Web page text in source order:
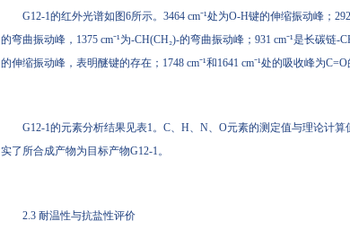
G12-1的红外光谱如图6所示。3464 cm⁻¹处为O-H键的伸缩振动峰；
的弯曲振动峰，1375 cm⁻¹为-CH(CH₂)-的弯曲振动峰；931 cm⁻¹是长碳链-
的伸缩振动峰，表明醚键的存在；1748 cm⁻¹和1641 cm⁻¹处的吸收峰为
G12-1的元素分析结果见表1。C、H、N、O元素的测定值与理论计
实了所合成产物为目标产物G12-1。
2.3 耐温性与抗盐性评价